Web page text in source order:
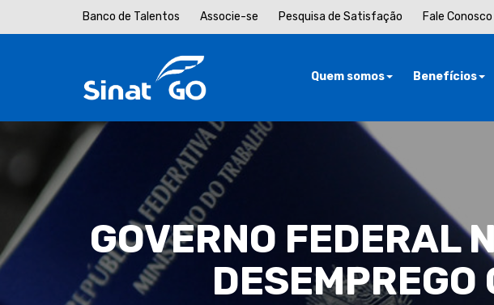
Banco de Talentos Associe-se Pesquisa de Satisfação Fale Conosco
Quem somos Benefícios
GOVERNO FEDERAL
DESEMPREGO